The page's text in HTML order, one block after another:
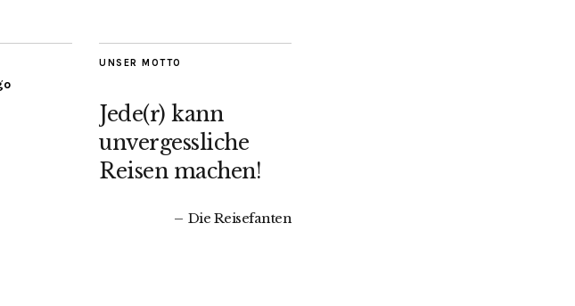
UNSER MOTTO
Jede(r) kann
unvergessliche
Reisen machen!
Die Reisefanten